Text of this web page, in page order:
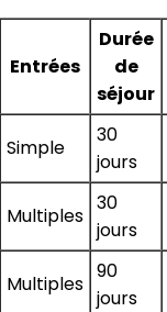
Entrées
Durée
de
séjour
Simple
30
jours
Multiples
30
jours
Multiples
90
jours